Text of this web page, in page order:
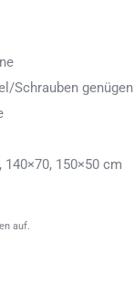
Schrauben genügen
140×70, 150×50 cm
auf.